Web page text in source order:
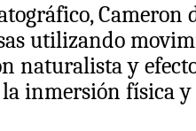
Cameron
utilizando
naturalista y
inmersión física y